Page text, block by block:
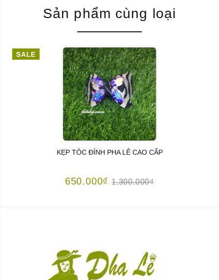
Sản phẩm cùng loại
SALE
KẸP TÓC ĐÍNH PHA LÊ CAO CẤP
650.000₫1.300.000₫